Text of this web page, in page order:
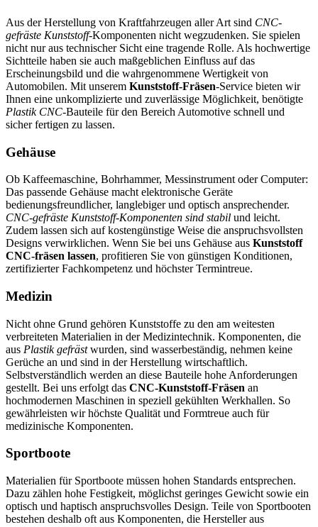
Aus der Herstellung von Kraftfahrzeugen aller Art sind CNC-
gefräste Kunststoff-Komponenten nicht wegzudenken. Sie spielen
nicht nur aus technischer Sicht eine tragende Rolle. Als hochwertige
Sichtteile haben sie auch maßgeblichen Einfluss auf das
Erscheinungsbild und die wahrgenommene Wertigkeit von
Automobilen. Mit unserem Kunststoff-Fräsen-Service bieten wir
Ihnen eine unkomplizierte und zuverlässige Möglichkeit, benötigte
Plastik CNC-Bauteile für den Bereich Automotive schnell und
sicher fertigen zu lassen.
Gehäuse
Ob Kaffeemaschine, Bohrhammer, Messinstrument oder Computer:
Das passende Gehäuse macht elektronische Geräte
bedienungsfreundlicher, langlebiger und optisch ansprechender.
CNC-gefräste Kunststoff-Komponenten sind stabil und leicht.
Zudem lassen sich auf kostengünstige Weise die anspruchsvollsten
Designs verwirklichen. Wenn Sie bei uns Gehäuse aus Kunststoff
CNC-fräsen lassen, profitieren Sie von günstigen Konditionen,
zertifizierter Fachkompetenz und höchster Termintreue.
Medizin
Nicht ohne Grund gehören Kunststoffe zu den am weitesten
verbreiteten Materialien in der Medizintechnik. Komponenten, die
aus Plastik gefrästwurden, sind wasserbeständig, nehmen keine
Gerüche an und sind in der Herstellung wirtschaftlich.
Selbstverständlich werden an diese Bauteile hohe Anforderungen
gestellt. Bei uns erfolgt das CNC-Kunststoff-Fräsen an
hochmodernen Maschinen in speziell gekühlten Werkhallen. So
gewährleisten wir höchste Qualität und Formtreue auch für
medizinische Komponenten.
Sportboote
Materialien für Sportboote müssen hohen Standards entsprechen.
Dazu zählen hohe Festigkeit, möglichst geringes Gewicht sowie ein
optisch und haptisch anspruchsvolles Design. Teile von Sportbooten
bestehen deshalb oft aus Komponenten, die Hersteller aus